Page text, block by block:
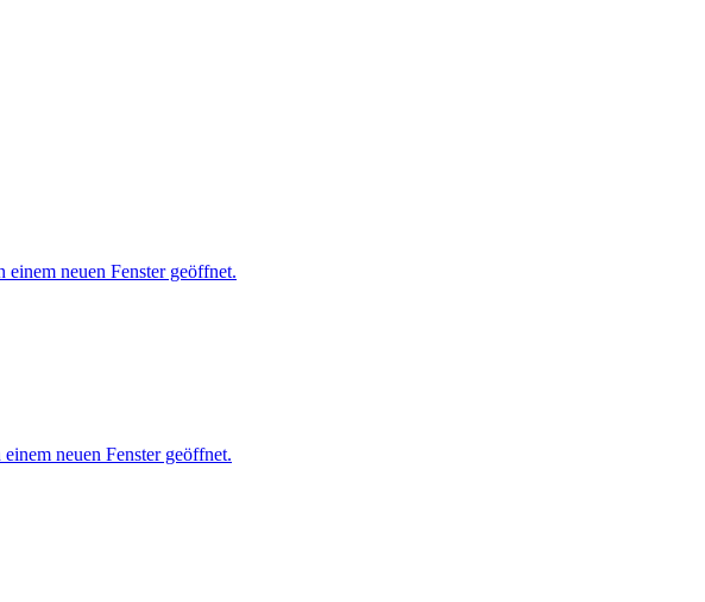
neuen Fenster geöffnet.
neuen Fenster geöffnet.